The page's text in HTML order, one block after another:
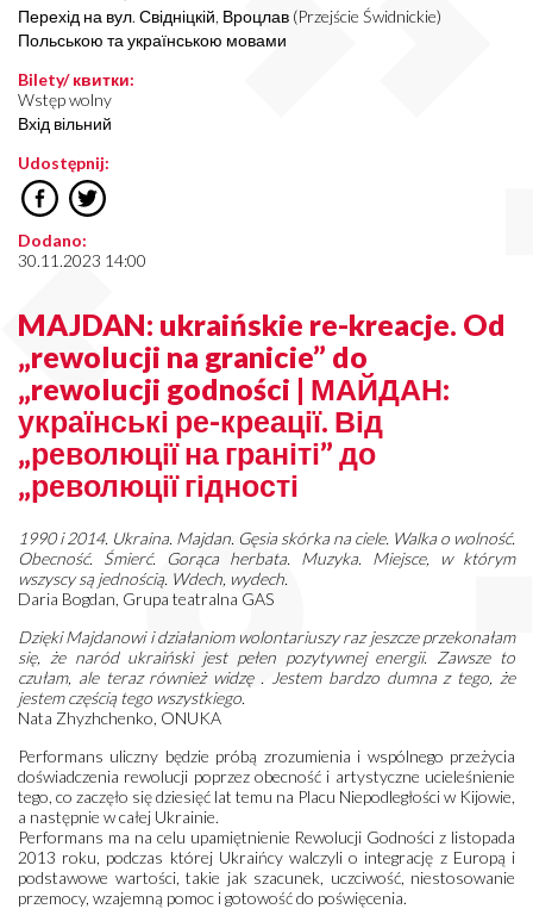
Перехід на вул. Свідніцкій, Вроцлав (Przejście Świdnickie)
Польською та українською мовами
Bilety/ квитки:
Wstęp wolny
Вхід вільний
Udostępnij:
Dodano:
30.11.2023 14:00
MAJDAN: ukraińskie re-kreacje. Od
„rewolucji na granicie” do
„rewolucji godności | МАЙДАН:
українські ре-креації. Від
„революції на граніті” до
„революції гідності
1990 i 2014. Ukraina. Majdan. Gęsia skórka na ciele. Walka o wolność.
Obecność. Śmierć. Gorąca herbata. Muzyka. Miejsce, w którym
wszyscy są jednością. Wdech, wydech.
Daria Bogdan, Grupa teatralna GAS
Dzięki Majdanowi i działaniom wolontariuszy raz jeszcze przekonałam
się, że naród ukraiński jest pełen pozytywnej energii. Zawsze to
czułam, ale teraz również widzę . Jestem bardzo dumna z tego, że
jestem częścią tego wszystkiego.
Nata Zhyzhchenko, ONUKA
Performans uliczny będzie próbą zrozumienia i wspólnego przeżycia
doświadczenia rewolucji poprzez obecność i artystyczne ucieleśnienie
tego, co zaczęło się dziesięć lat temu na Placu Niepodległości w Kijowie,
a następnie w całej Ukrainie.
Performans ma na celu upamiętnienie Rewolucji Godności z listopada
2013 roku, podczas której Ukraińcy walczyli o integrację z Europą i
podstawowe wartości, takie jak szacunek, uczciwość, niestosowanie
przemocy, wzajemną pomoc i gotowość do poświęcenia.